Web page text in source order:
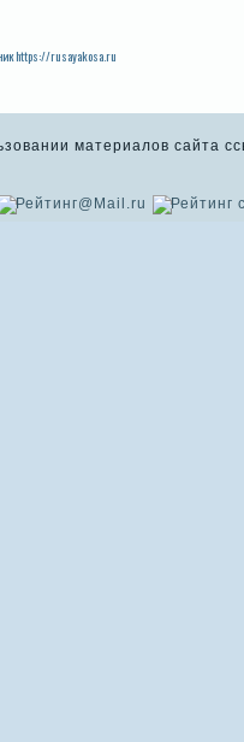
https://rusayakosa.ru
материалов сайта